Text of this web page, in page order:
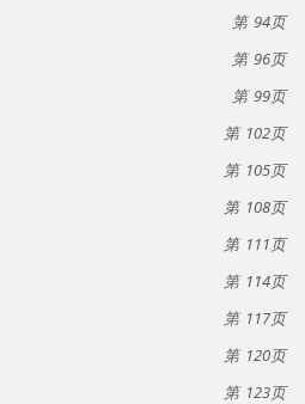
94
96
99
102
105
108
111
114
117
120
123